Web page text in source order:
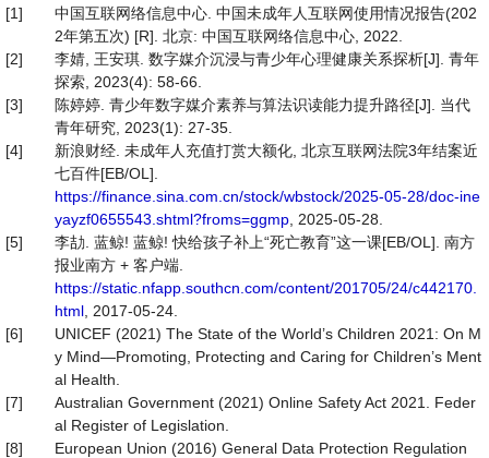
[1]
中国互联网络信息中心. 中国未成年人互联网使用情况报告(202
2年第五次) [R]. 北京: 中国互联网络信息中心, 2022.
[2]
李婧, 王安琪. 数字媒介沉浸与青少年心理健康关系探析[J]. 青年
探索, 2023(4): 58-66.
[3]
陈婷婷. 青少年数字媒介素养与算法识读能力提升路径[J]. 当代
青年研究, 2023(1): 27-35.
[4]
新浪财经. 未成年人充值打赏大额化, 北京互联网法院3年结案近
七百件[EB/OL].
https://finance.sina.com.cn/stock/wbstock/2025-05-28/doc-ine
yayzf0655543.shtml?froms=ggmp , 2025-05-28.
[5]
李劼. 蓝鲸! 蓝鲸! 快给孩子补上“死亡教育”这一课[EB/OL]. 南方
报业南方 + 客户端.
https://static.nfapp.southcn.com/content/201705/24/c442170.
html , 2017-05-24.
[6]
UNICEF (2021) The State of the World’s Children 2021: On M
y Mind—Promoting, Protecting and Caring for Children’s Ment
al Health.
[7]
Australian Government (2021) Online Safety Act 2021. Feder
al Register of Legislation.
[8]
European Union (2016) General Data Protection Regulation